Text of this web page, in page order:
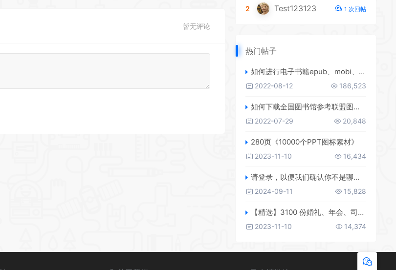
暂无评论
2 Test123123 1 次回帖
热门帖子
如何进行电子书籍epub、mobi、azw3格式互转，附海量电子书籍资源
2022-08-12 186,523
如何下载全国图书馆参考联盟图书？
2022-07-29 20,848
280页《10000个PPT图标素材》
2023-11-10 16,434
请登录，以便我们确认你不是聊天机器人
2024-09-11 15,828
【精选】3100 份婚礼、年会、司仪主持人、台词稿、节日生日、晚会、开场、开场白素材
2023-11-10 14,374